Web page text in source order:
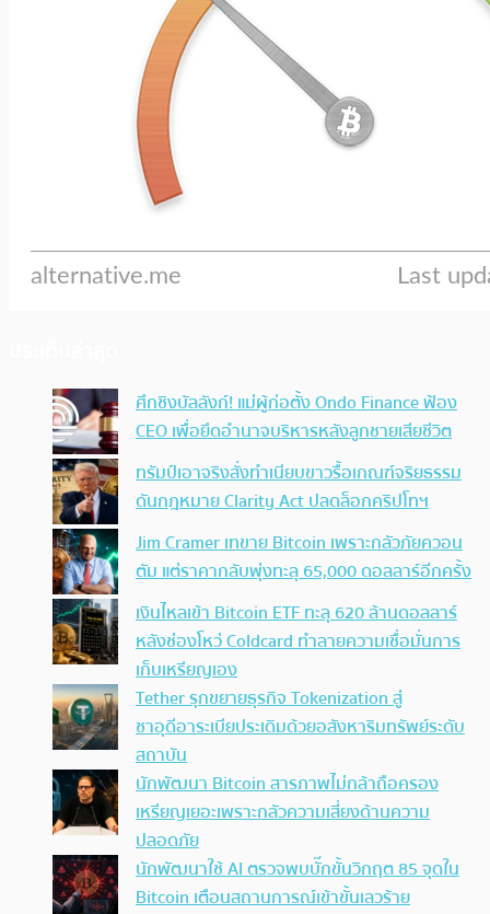
ศึกชิงบัลลังก์! แม่ผู้ก่อตั้ง Ondo Finance ฟ้อง
CEO เพื่อยึดอำนาจบริหารหลังลูกชายเสียชีวิต
ทรัมป์เอาจริง สั่งทำเนียบขาวรื้อเกณฑ์จริยธรรม
ดันกฎหมาย Clarity Act ปลดล็อกคริปโทฯ
Jim Cramer เทขาย Bitcoin เพราะกลัวภัยควอน
ตัม แต่ราคากลับพุ่งทะลุ 65,000 ดอลลาร์อีกครั้ง
เงินไหลเข้า Bitcoin ETF ทะลุ 620 ล้านดอลลาร์
หลังช่องโหว่ Coldcard ทำลายความเชื่อมั่นการ
เก็บเหรียญเอง
Tether รุกขยายธุรกิจ Tokenization สู่
ซาอุดีอาระเบียประเดิมด้วยอสังหาริมทรัพย์ระดับ
สถาบัน
นักพัฒนา Bitcoin สารภาพไม่กล้าถือครอง
เหรียญเยอะเพราะกลัวความเสี่ยงด้านความ
ปลอดภัย
นักพัฒนาใช้ AI ตรวจพบบั๊กขั้นวิกฤต 85 จุดใน
Bitcoin เตือนสถานการณ์เข้าขั้นเลวร้าย